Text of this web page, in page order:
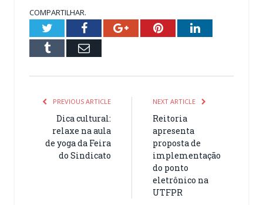
COMPARTILHAR.
TwitterFacebookGoogle+PinterestLinkedIn
Tumblr Email
PREVIOUS ARTICLE
Dica cultural:
relaxe na aula
de yoga da Feira
do Sindicato
NEXT ARTICLE
Reitoria
apresenta
proposta de
implementação
do ponto
eletrônico na
UTFPR